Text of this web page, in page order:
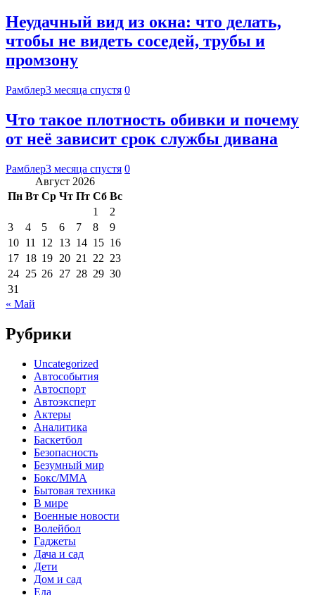
Неудачный вид из окна: что делать,
чтобы не видеть соседей, трубы и
промзону
Рамблер3 месяца спустя 0
Что такое плотность обивки и почему
от неё зависит срок службы дивана
Рамблер3 месяца спустя 0
Август 2026
Пн Вт Ср Чт Пт Сб Вс
1
2
3
4 5 6 7 8
9
10 11 12 13 14 15 16
17 18 19 20 21 22 23
24 25 26 27 28 29 30
31
« Май
Рубрики
Uncategorized
Автособытия
Автоспорт
Автоэксперт
Актеры
Аналитика
Баскетбол
Безопасность
Безумный мир
Бокс/MMA
Бытовая техника
В мире
Военные новости
Волейбол
Гаджеты
Дача и сад
Дети
Дом и сад
Еда